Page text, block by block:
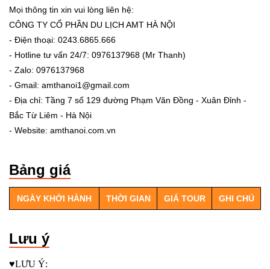
Mọi thông tin xin vui lòng liên hệ:
CÔNG TY CỔ PHẦN DU LỊCH AMT HÀ NỘI
- Điện thoại: 0243.6865.666
- Hotline tư vấn 24/7: 0976137968 (Mr Thanh)
- Zalo: 0976137968
- Gmail: amthanoi1@gmail.com
- Địa chỉ: Tầng 7 số 129 đường Phạm Văn Đồng - Xuân Đỉnh -
Bắc Từ Liêm - Hà Nội
- Website: amthanoi.com.vn
Bảng giá
NGÀY KHỞI HÀNH THỜI GIAN GIÁ TOUR GHI CHÚ
Lưu ý
♥️LƯU Ý: